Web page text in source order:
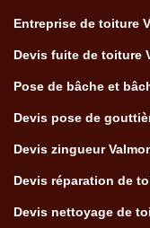
Entreprise de toiture
Devis fuite de toiture
Pose de bâche et
Devis pose de
Devis zingueur
Devis réparation de
Devis nettoyage de